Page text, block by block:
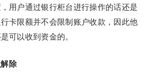
用户通过银行柜台进行操作的话还是
卡限额并不会限制账户收款，因此他
可以收到资金的。
除